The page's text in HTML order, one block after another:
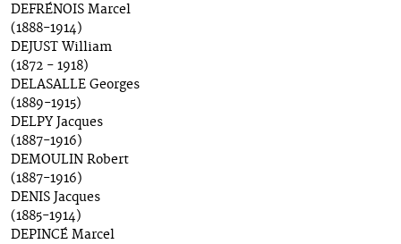
DEFRÉNOIS Marcel
(1888-1914)
DEJUST William
(1872 - 1918)
DELASALLE Georges
(1889-1915)
DELPY Jacques
(1887-1916)
DEMOULIN Robert
(1887-1916)
DENIS Jacques
(1885-1914)
DEPINCÉ Marcel